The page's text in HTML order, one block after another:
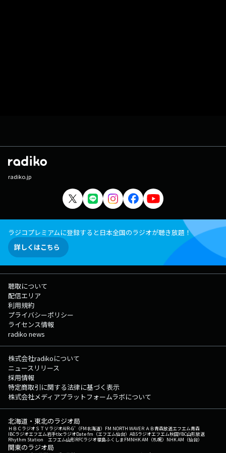
radiko.jp
ラジコプレミアムに登録すると日本全国のラジオが聴き放題！
詳しくはこちら
聴取について
配信エリア
利用規約
プライバシーポリシー
ライセンス情報
radiko news
株式会社radikoについて
ニュースリリース
採用情報
特定商取引に関する法律に基づく表示
株式会社メディアプラットフォームラボについて
北海道・東北のラジオ局
ＨＢＣラジオＳＴＶラジオAIR-G'（FM北海道） FM NORTH WAVEＲＡＢ青森放送エフエム青森
IBCラジオエフエム岩手tbcラジオDate fm（エフエム仙台） ABSラジオエフエム秋田YBC山形放送
Rhythm Station エフエム山形RFCラジオ福島ふくしまFMNHK AM（札幌） NHK AM（仙台）
関東のラジオ局